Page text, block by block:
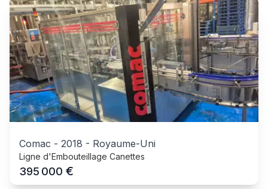
Comac - 2018 - Royaume-Uni
Ligne d'Embouteillage Canettes
395 000 €